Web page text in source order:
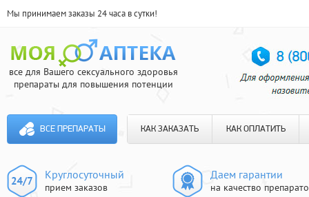
Мы принимаем заказы 24 часа в сутки!
все для Вашего сексуального здоровья
препараты для повышения потенции
ВСЕ ПРЕПАРАТЫ КАК ЗАКАЗАТЬ КАК ОПЛАТИТЬ
Круглосуточный
прием заказов
Даем гарантии
на качество